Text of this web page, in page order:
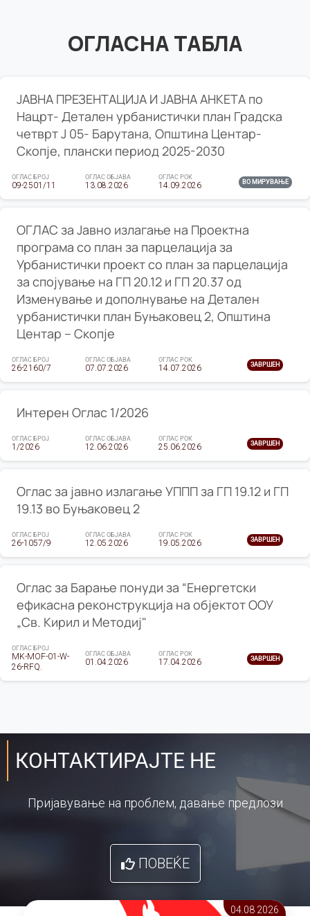
ОГЛАСНА ТАБЛА
ЈАВНА ПРЕЗЕНТАЦИЈА И ЈАВНА АНКЕТА по
Нацрт- Детален урбанистички план Градска
четврт Ј 05- Барутана, Општина Центар-
Скопје, плански период 2025-2030
ОГЛАС БРОЈ
09-2501/11
ОГЛАС ОБЈАВА
13.08.2026
ОГЛАС РОК
14.09.2026 ВО МИРУВАЊЕ
ОГЛАС за Јавно излагање на Проектна
програма со план за парцелација за
Урбанистички проект со план за парцелација
за спојување на ГП 20.12 и ГП 20.37 од
Изменување и дополнување на Детален
урбанистички план Буњаковец 2, Општина
Центар – Скопје
ОГЛАС БРОЈ
26-2160/7
ОГЛАС ОБЈАВА
07.07.2026
ОГЛАС РОК
14.07.2026 ЗАВРШЕН
Интерен Оглас 1/2026
ОГЛАС БРОЈ
1/2026
ОГЛАС ОБЈАВА
12.06.2026
ОГЛАС РОК
25.06.2026 ЗАВРШЕН
Оглас за јавно излагање УППП за ГП 19.12 и ГП
19.13 во Буњаковец 2
ОГЛАС БРОЈ
26-1057/9
ОГЛАС ОБЈАВА
12.05.2026
ОГЛАС РОК
19.05.2026 ЗАВРШЕН
Оглас за Барање понуди за “Енергетски
ефикасна реконструкција на објектот ООУ
„Св. Кирил и Методиј"
ОГЛАС БРОЈ
MK-MOF-01-W-
26-RFQ.
ОГЛАС ОБЈАВА
01.04.2026
ОГЛАС РОК
17.04.2026 ЗАВРШЕН
КОНТАКТИРАЈТЕ НЕ
Пријавување на проблем, давање предлози
ПОВЕЌЕ
04.08 2026